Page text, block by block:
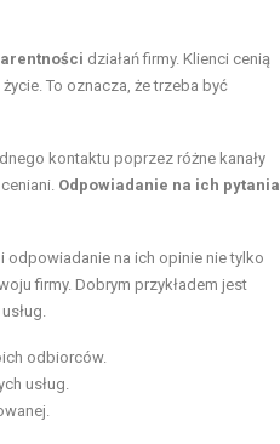
działań firmy. Klienci cenią
To oznacza, że trzeba być
kontaktu poprzez różne kanały
Odpowiadanie na ich pytania
odpowiadanie na ich opinie nie tylko
firmy. Dobrym przykładem jest
odbiorców.
usług.